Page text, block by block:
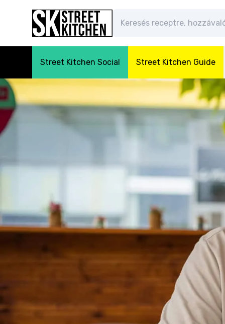
Street Kitchen Social Street Kitchen Guide